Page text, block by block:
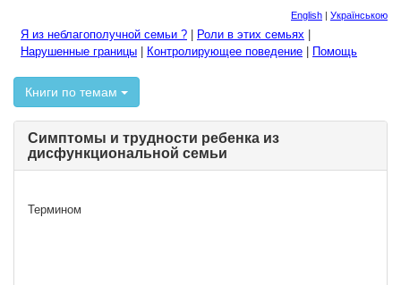
English | Українською
Я из неблагополучной семьи ? Роли в этих семьях
Нарушенные границы
Контролирующее поведение Помощь
Книги по темам
Симптомы и трудности ребенка из
дисфункциональной семьи
Термином